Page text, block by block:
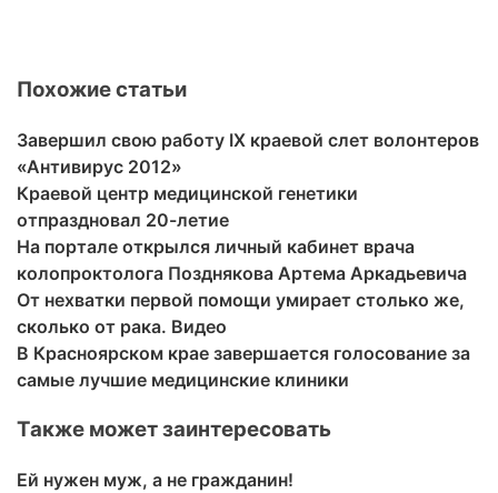
Похожие статьи
Завершил свою работу IХ краевой слет волонтеров
«Антивирус 2012»
Краевой центр медицинской генетики
отпраздновал 20-летие
На портале открылся личный кабинет врача
колопроктолога Позднякова Артема Аркадьевича
От нехватки первой помощи умирает столько же,
сколько от рака. Видео
В Красноярском крае завершается голосование за
самые лучшие медицинские клиники
Также может заинтересовать
Ей нужен муж, а не гражданин!